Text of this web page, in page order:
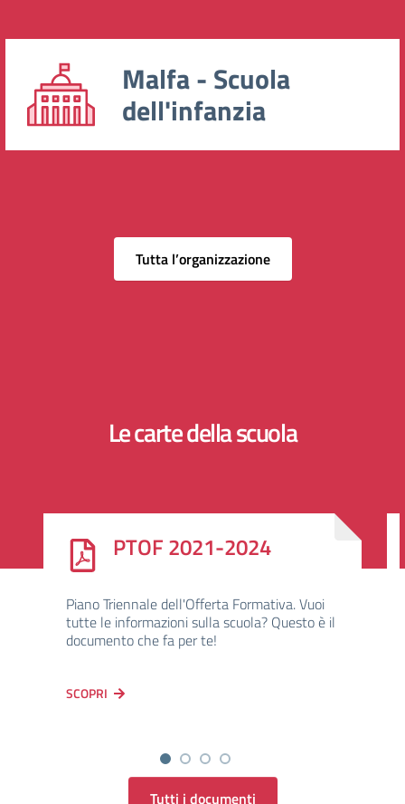
Malfa - Scuola
dell'infanzia
Tutta l’organizzazione
Le carte della scuola
PTOF 2021-2024
Piano Triennale dell'Offerta Formativa. Vuoi
tutte le informazioni sulla scuola? Questo è il
documento che fa per te!
SCOPRI
Tutti i documenti